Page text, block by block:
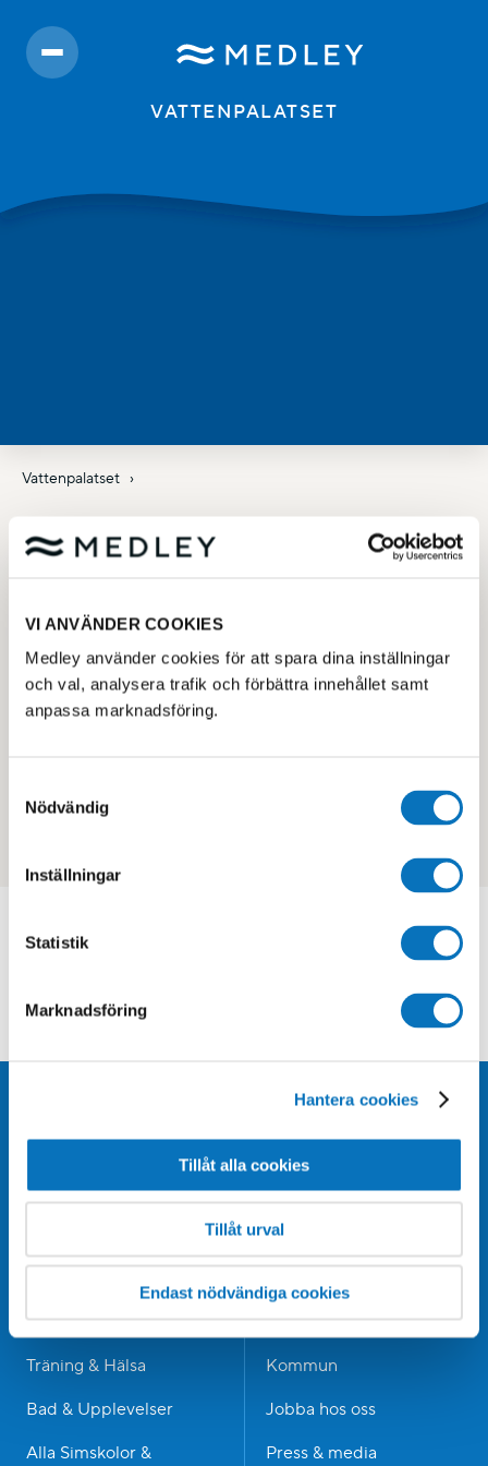
VI ANVÄNDER COOKIES
Medley använder cookies för att spara dina inställningar
och val, analysera trafik och förbättra innehållet samt
anpassa marknadsföring.
Nödvändig
Inställningar
Statistik
Marknadsföring
Hantera cookies
Tillåt alla cookies
Tillåt urval
Endast nödvändiga cookies
VATTENPALATSET
Vattenpalatset
Kundservice på Medley
Om du vill kontakta kundservice, fyll i detta
formulär
Vanliga frågor & svar
Hitta anläggning
Träning & Hälsa
Bad & Upplevelser
Alla Simskolor &
Företag & samarbeten
Kommun
Jobba hos oss
Press & media